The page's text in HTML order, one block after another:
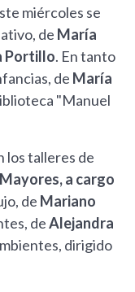
miércoles se
de María
Portillo. En tanto
de María
"Manuel
los talleres de
a cargo
de Mariano
deAlejandra
dirigido